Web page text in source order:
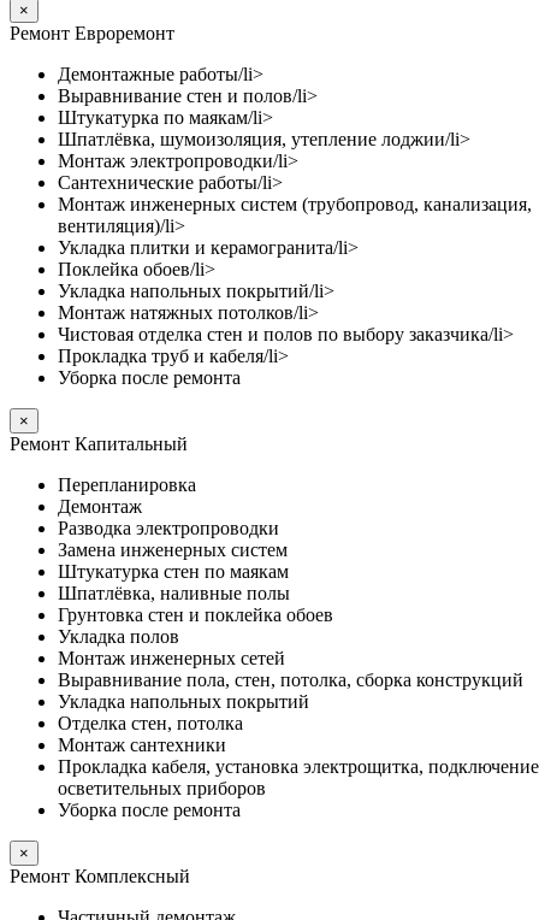
×
Ремонт Евроремонт
Демонтажные работы/li>
Выравнивание стен и полов/li>
Штукатурка по маякам/li>
Шпатлёвка, шумоизоляция, утепление лоджии/li>
Монтаж электропроводки/li>
Сантехнические работы/li>
Монтаж инженерных систем (трубопровод, канализация,
вентиляция)/li>
Укладка плитки и керамогранита/li>
Поклейка обоев/li>
Укладка напольных покрытий/li>
Монтаж натяжных потолков/li>
Чистовая отделка стен и полов по выбору заказчика/li>
Прокладка труб и кабеля/li>
Уборка после ремонта
×
Ремонт Капитальный
Перепланировка
Демонтаж
Разводка электропроводки
Замена инженерных систем
Штукатурка стен по маякам
Шпатлёвка, наливные полы
Грунтовка стен и поклейка обоев
Укладка полов
Монтаж инженерных сетей
Выравнивание пола, стен, потолка, сборка конструкций
Укладка напольных покрытий
Отделка стен, потолка
Монтаж сантехники
Прокладка кабеля, установка электрощитка, подключение
осветительных приборов
Уборка после ремонта
×
Ремонт Комплексный